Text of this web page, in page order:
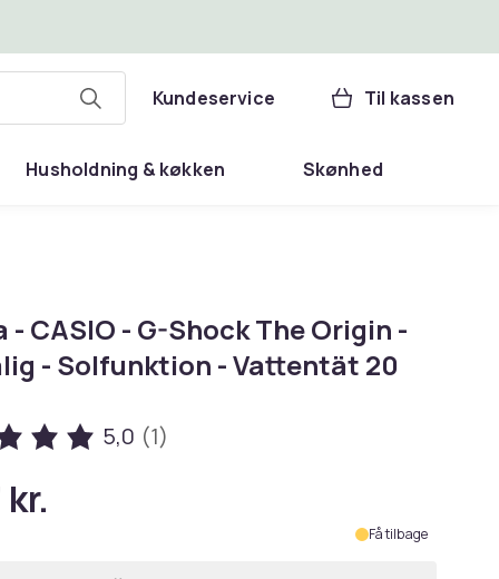
Kundeservice Til kassen
Husholdning & køkken Skønhed
- CASIO - G-Shock The Origin -
- Solfunktion - Vattentät 20
5,0 (1)
kr.
Få tilbage